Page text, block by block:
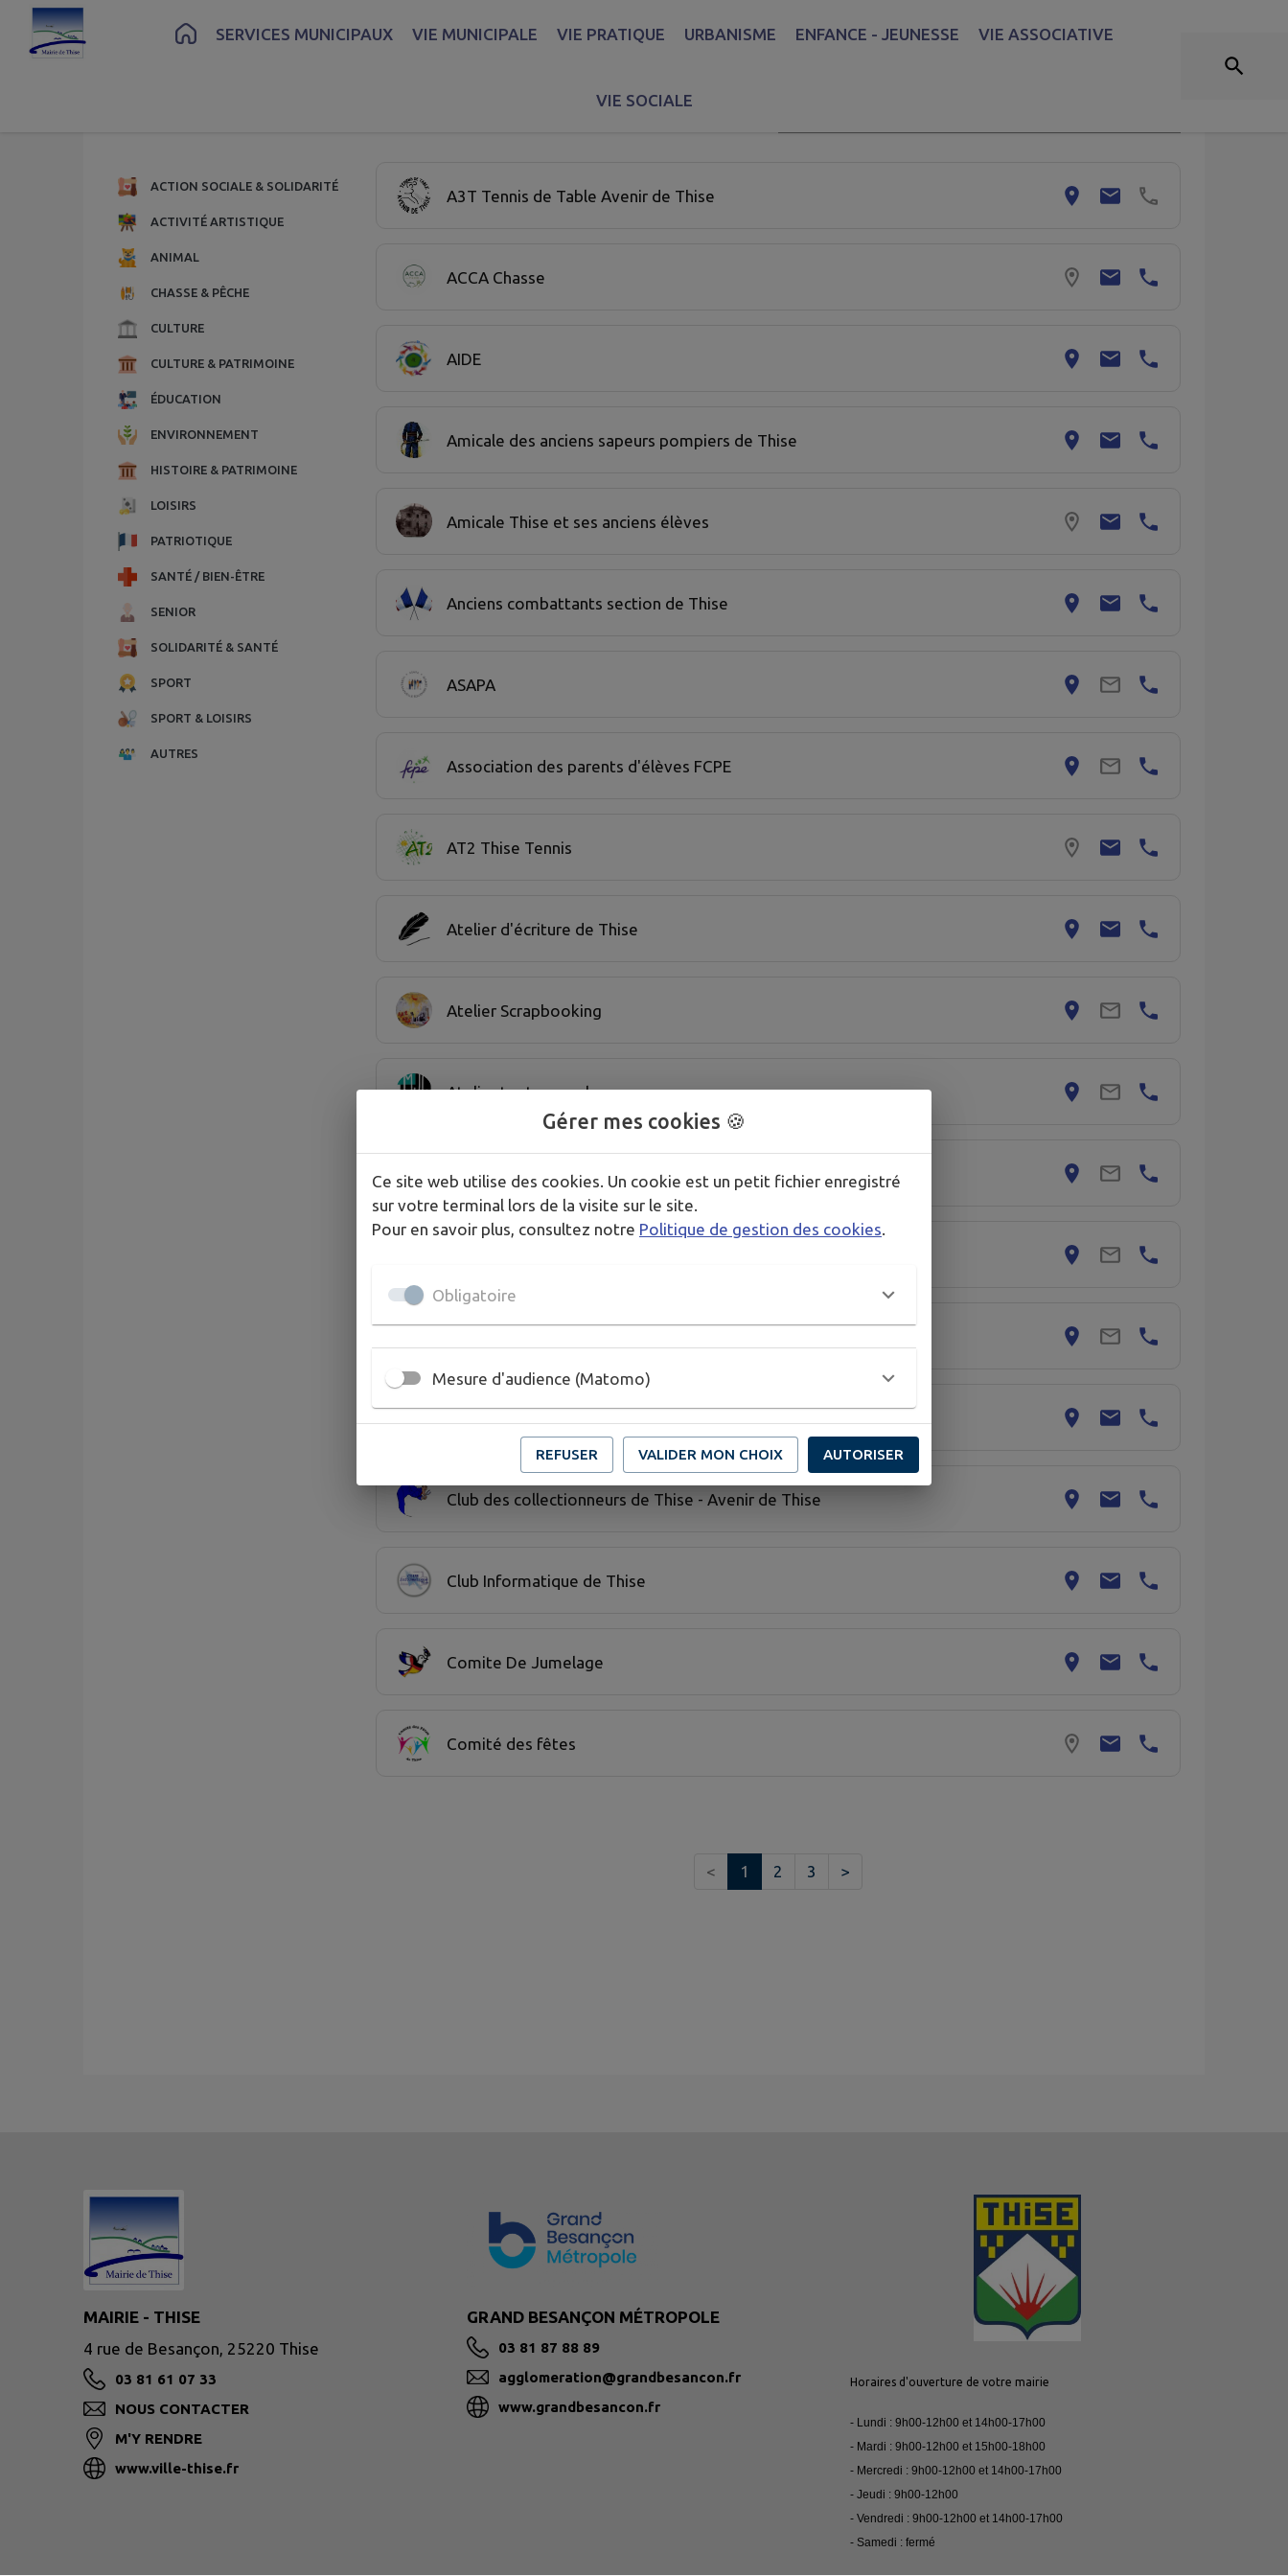
Contenu Recherche Pied de page
SERVICES MUNICIPAUX VIE MUNICIPALE VIE PRATIQUE URBANISME ENFANCE - JEUNESSE VIE ASSOCIATIVE
VIE SOCIALE
ASSOCIATIONS
ACTION SOCIALE & SOLIDARITÉ
ACTIVITÉ ARTISTIQUE
ANIMAL
CHASSE & PÊCHE
CULTURE
CULTURE & PATRIMOINE
ÉDUCATION
ENVIRONNEMENT
HISTOIRE & PATRIMOINE
LOISIRS
PATRIOTIQUE
SANTÉ / BIEN-ÊTRE
SENIOR
SOLIDARITÉ & SANTÉ
SPORT
SPORT & LOISIRS
AUTRES
A3T Tennis de Table Avenir de Thise
ACCA Chasse
AIDE
Amicale des anciens sapeurs pompiers de Thise
Amicale Thise et ses anciens élèves
Anciens combattants section de Thise
ASAPA
Association des parents d'élèves FCPE
AT2 Thise Tennis
Atelier d'écriture de Thise
Atelier Scrapbooking
Atelier tout en couleur
Avenir de Thise Judo
Club des collectionneurs de Thise - Avenir de Thise
Club Informatique de Thise
Comite De Jumelage
Comité des fêtes
< 1 2 3 >
MAIRIE - THISE
4 rue de Besançon, 25220 Thise
03 81 61 07 33
NOUS CONTACTER
M'Y RENDRE
www.ville-thise.fr
GRAND BESANÇON MÉTROPOLE
03 81 87 88 89
agglomeration@grandbesancon.fr
www.grandbesancon.fr
Horaires d'ouverture de votre mairie
- Lundi : 9h00-12h00 et 14h00-17h00
- Mardi : 9h00-12h00 et 15h00-18h00
- Mercredi : 9h00-12h00 et 14h00-17h00
- Jeudi : 9h00-12h00
- Vendredi : 9h00-12h00 et 14h00-17h00
- Samedi : fermé
Gérer mes cookies 🍪
Ce site web utilise des cookies. Un cookie est un petit fichier enregistré
sur votre terminal lors de la visite sur le site.
Pour en savoir plus, consultez notre Politique de gestion des cookies.
Obligatoire
Mesure d'audience (Matomo)
REFUSER VALIDER MON CHOIX AUTORISER